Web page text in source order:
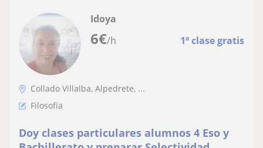
6€/h 1ª clase gratis
Idoya
Collado Villalba, Alpedrete, ...
Filosofía
Doy clases particulares alumnos 4 Eso y